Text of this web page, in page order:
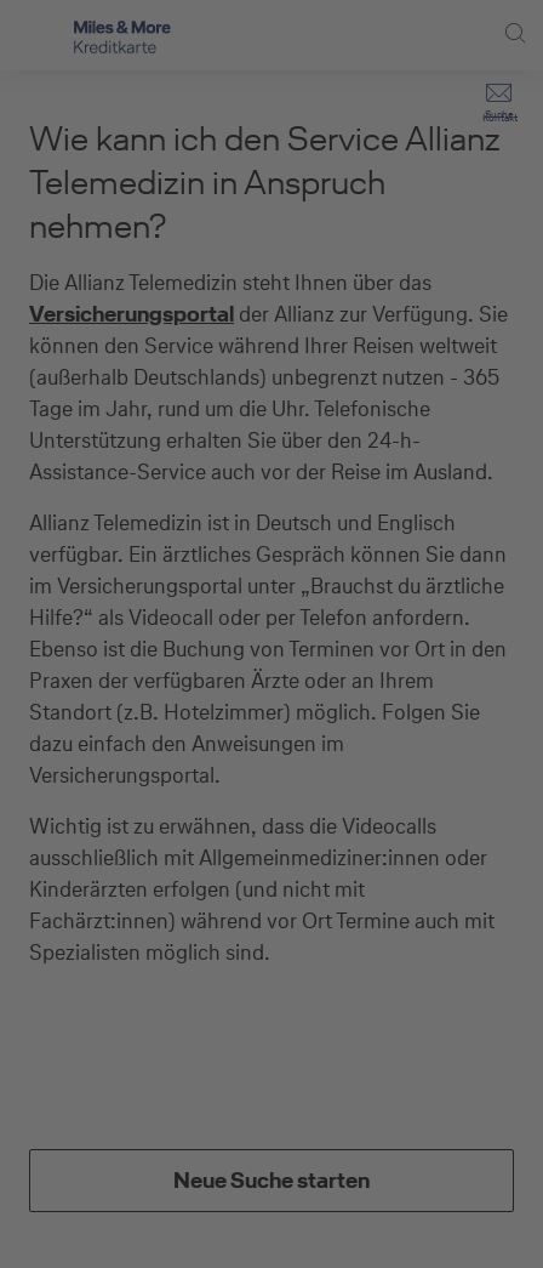
Direkt zur Suche (Enter drücken)
Direkt zum Hauptinhalt (Enter drücken)
Kontakt
Suche
Selbstständige
Unternehmen
Service
Miles & More Programm
Kreditkarte empfehlen
Kreditkarten-Banking
Kreditkarte beantragen
Wie kann ich den Service Allianz
Telemedizin in Anspruch
nehmen?
Die Allianz Telemedizin steht Ihnen über das
Versicherungsportal der Allianz zur Verfügung. Sie
können den Service während Ihrer Reisen weltweit
(außerhalb Deutschlands) unbegrenzt nutzen - 365
Tage im Jahr, rund um die Uhr. Telefonische
Unterstützung erhalten Sie über den 24-h-
Assistance-Service auch vor der Reise im Ausland.
Allianz Telemedizin ist in Deutsch und Englisch
verfügbar. Ein ärztliches Gespräch können Sie dann
im Versicherungsportal unter „Brauchst du ärztliche
Hilfe?“ als Videocall oder per Telefon anfordern.
Ebenso ist die Buchung von Terminen vor Ort in den
Praxen der verfügbaren Ärzte oder an Ihrem
Standort (z.B. Hotelzimmer) möglich. Folgen Sie
dazu einfach den Anweisungen im
Versicherungsportal.
Wichtig ist zu erwähnen, dass die Videocalls
ausschließlich mit Allgemeinmediziner:innen oder
Kinderärzten erfolgen (und nicht mit
Fachärzt:innen) während vor Ort Termine auch mit
Spezialisten möglich sind.
Neue Suche starten
geschäftliche Nutzung? Oder möchten Sie
Kreditkarten für Ihr Unternehmen beantragen?
Über die Auswahl gelangen Sie direkt in den